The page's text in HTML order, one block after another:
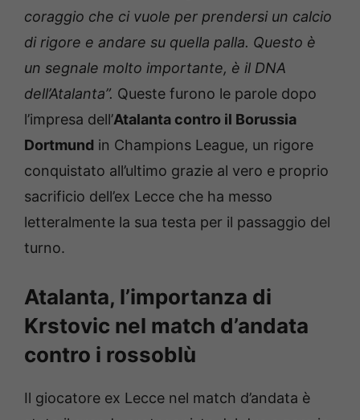
coraggio che ci vuole per prendersi un calcio
di rigore e andare su quella palla. Questo è
un segnale molto importante, è il DNA
dell’Atalanta”. Queste furono le parole dopo
l’impresa dell’Atalanta contro il Borussia
Dortmund in Champions League, un rigore
conquistato all’ultimo grazie al vero e proprio
sacrificio dell’ex Lecce che ha messo
letteralmente la sua testa per il passaggio del
turno.
Atalanta, l’importanza di
Krstovic nel match d’andata
contro i rossoblù
Il giocatore ex Lecce nel match d’andata è